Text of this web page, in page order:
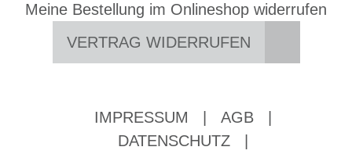
Meine Bestellung im Onlineshop widerrufen
VERTRAG WIDERRUFEN
IMPRESSUM AGB
DATENSCHUTZ